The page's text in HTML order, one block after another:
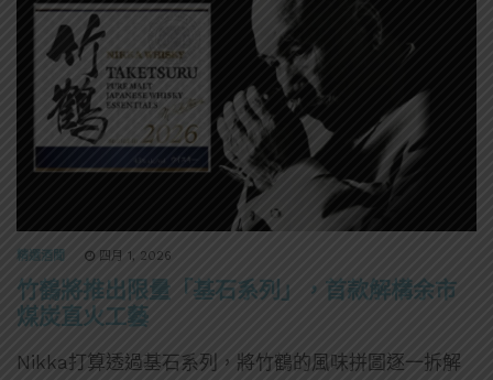
精選酒聞 四月 1, 2026
竹鶴將推出限量「基石系列」，首款解構余市
煤炭直火工藝
Nikka打算透過基石系列，將竹鶴的風味拼圖逐一拆解